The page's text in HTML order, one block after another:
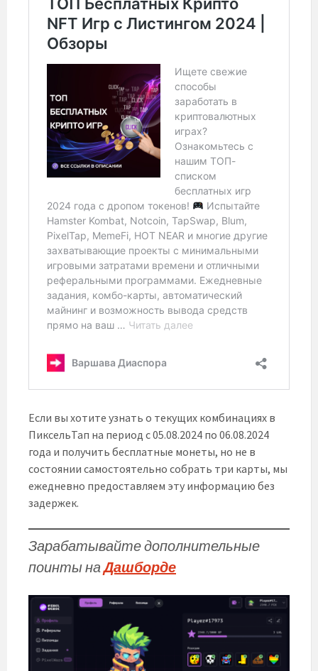
Если вы хотите узнать о текущих комбинациях в
ПиксельТап на период с 05.08.2024 по 06.08.2024
года и получить бесплатные монеты, но не в
состоянии самостоятельно собрать три карты, мы
ежедневно предоставляем эту информацию без
задержек.
Зарабатывайте дополнительные
поинты наДашборде